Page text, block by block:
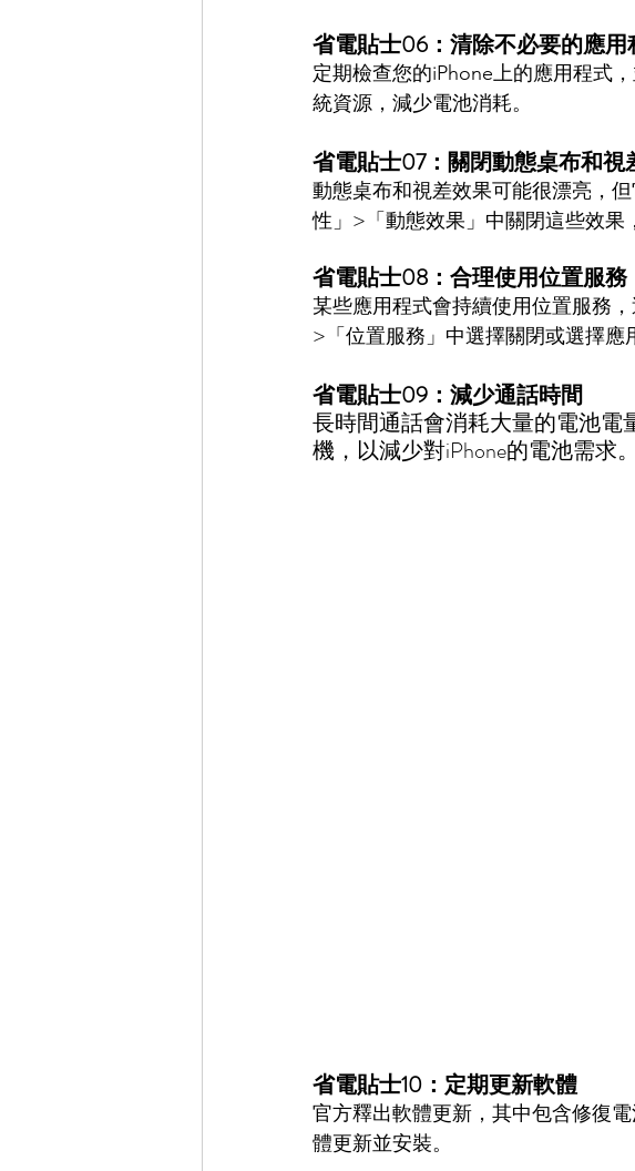
省電貼士06：清除不必要的應用
定期檢查您的iPhone上的應用程式
統資源，減少電池消耗。
省電貼士07：關閉動態桌布和視
動態桌布和視差效果可能很漂亮，
性」>「動態效果」中關閉這些效果
省電貼士08：合理使用位置服務
某些應用程式會持續使用位置服務
>「位置服務」中選擇關閉或選擇應
省電貼士09：減少通話時間
長時間通話會消耗大量的電池
機，以減少對iPhone的電池需求。
省電貼士10：定期更新軟體
官方釋出軟體更新，其中包含修復
體更新並安裝。